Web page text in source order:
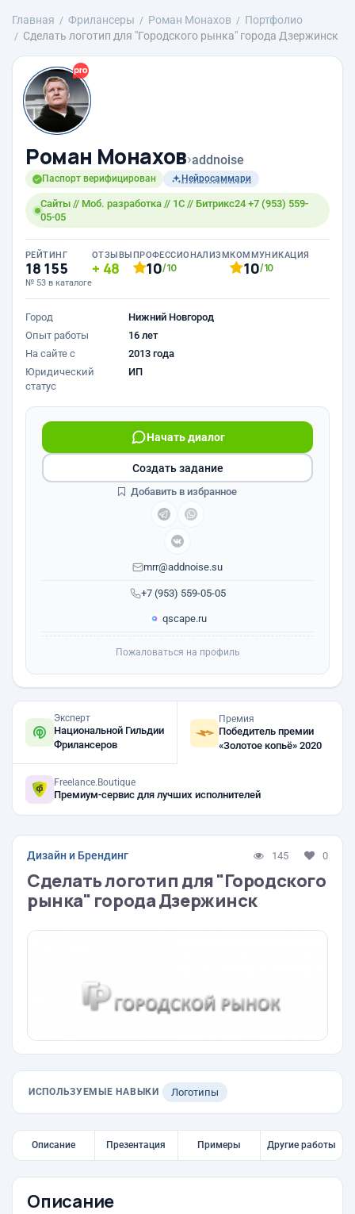
Главная Фрилансеры Роман Монахов
Портфолио
Сделать логотип для "Городского рынка" города Дзержинск
Роман Монахов›addnoise
Паспорт верифицирован Нейросаммари
Сайты // Моб. разработка // 1С // Битрикс24 +7 (953) 559-
05-05
РЕЙТИНГ
18 155
№ 53 в каталоге
ОТЗЫВЫ
48
ПРОФЕССИОНАЛИЗМ
10/10
КОММУНИКАЦИЯ
10/10
Город
Нижний Новгород
Опыт работы
16 лет
На сайте с
2013 года
Юридический
статус
ИП
+7 (953) 559-05-05
Начать диалог
mrr@addnoise.su
qscape.ru
Создать задание
Добавить в избранное
Пожаловаться на профиль
Эксперт
Национальной Гильдии
Фрилансеров
Премия
Победитель премии
«Золотое копьё» 2020
Freelance.Boutique
Премиум-сервис для лучших исполнителей
Дизайн и Брендинг 145 0
Сделать логотип для "Городского
рынка" города Дзержинск
ИСПОЛЬЗУЕМЫЕ НАВЫКИ Логотипы
Описание Презентация Примеры Другие работы
Описание